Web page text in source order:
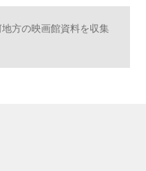
方の映画館資料を収集